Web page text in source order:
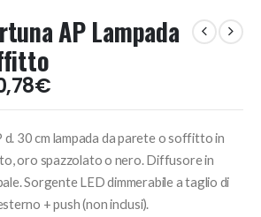
AP Lampada
€Fascia
di
da
126,88€
a
130,78€
d. 30 cm lampada da parete o soffitto in
oro spazzolato o nero. Diffusore in
Sorgente LED dimmerabile a taglio di
+ push (non inclusi).